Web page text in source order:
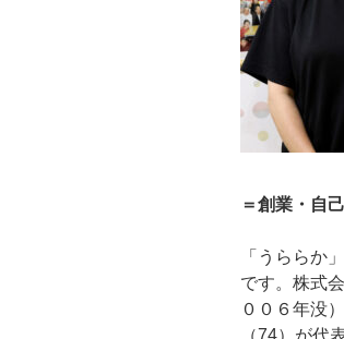
＝創業・自
「うららか
です。株式
００６年没
（74）が代